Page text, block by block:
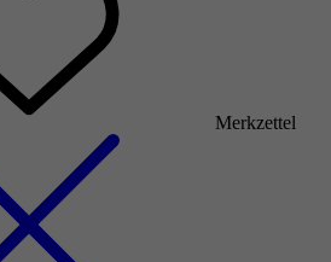
Merkzettel